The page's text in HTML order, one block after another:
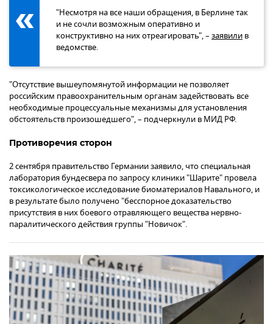
"Несмотря на все наши обращения, в Берлине так
и не сочли возможным оперативно и
конструктивно на них отреагировать", – заявили в
ведомстве.
"Отсутствие вышеупомянутой информации не позволяет
российским правоохранительным органам задействовать все
необходимые процессуальные механизмы для установления
обстоятельств произошедшего", – подчеркнули в МИД РФ.
Противоречия сторон
2 сентября правительство Германии заявило, что специальная
лаборатория бундесвера по запросу клиники "Шарите" провела
токсикологическое исследование биоматериалов Навального, и
в результате было получено "бесспорное доказательство
присутствия в них боевого отравляющего вещества нервно-
паралитического действия группы "Новичок".